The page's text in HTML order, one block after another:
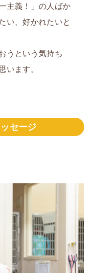
主義！
」の人ばか
い、好かれたいと
うという気持ち
います。
セージ